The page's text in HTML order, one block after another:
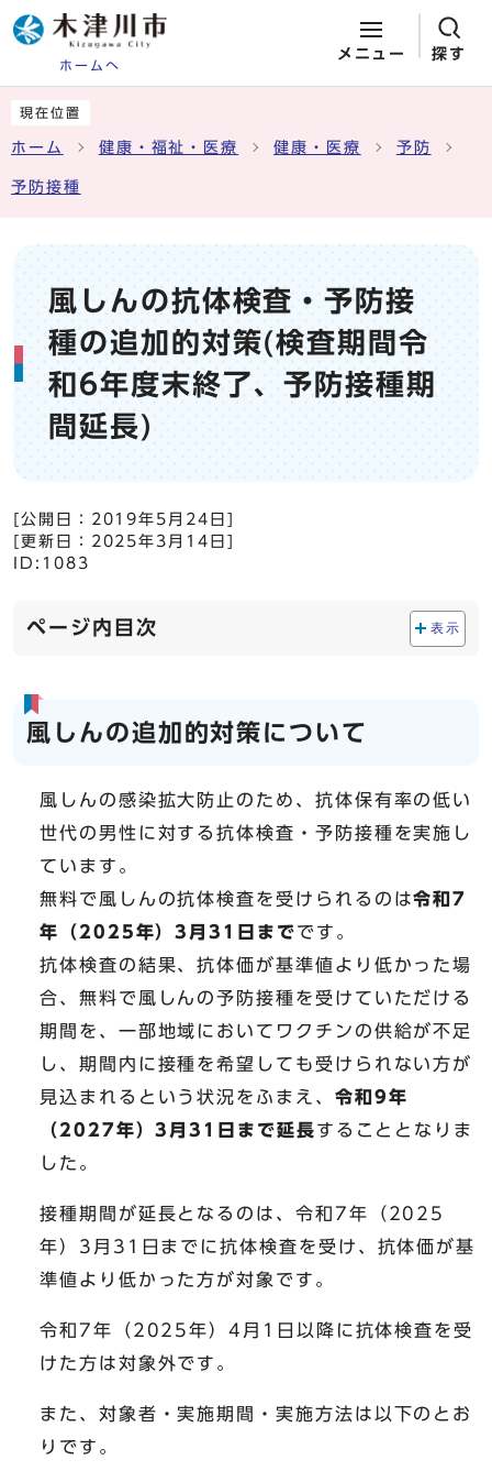
ホームへ
メニュー 探す
現在位置
ホーム 健康・福祉・医療 健康・医療 予防
予防接種
風しんの抗体検査・予防接
種の追加的対策(検査期間令
和6年度末終了、予防接種期
間延長)
[公開日： 2019年5月24日
[更新日： 2025年3月14日
ID:1083
ページ内目次 表示
風しんの追加的対策について
風しんの感染拡大防止のため、抗体保有率の低い
世代の男性に対する抗体検査・予防接種を実施し
ています。
無料で風しんの抗体検査を受けられるのは令和7
年（2025年）3月31日までです。
抗体検査の結果、抗体価が基準値より低かった場
合、無料で風しんの予防接種を受けていただける
期間を、一部地域においてワクチンの供給が不足
し、期間内に接種を希望しても受けられない方が
見込まれるという状況をふまえ、 令和9年
（2027年）3月31日まで延長することとなりま
した。
接種期間が延長となるのは、令和7年（2025
年）3月31日までに抗体検査を受け、抗体価が基
準値より低かった方が対象です。
令和7年（2025年）4月1日以降に抗体検査を受
けた方は対象外です。
また、対象者・実施期間・実施方法は以下のとお
りです。